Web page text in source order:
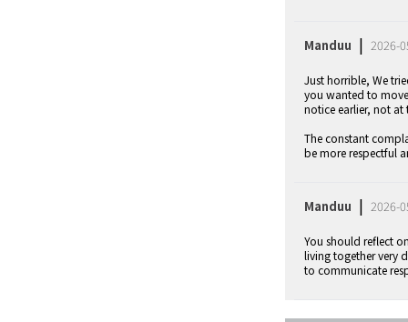
Manduu |2026-
Just horrible, We
you wanted to
notice earlier, not at
The constant
be more respectful
Manduu |2026-
You should reflect
living together very
to communicate